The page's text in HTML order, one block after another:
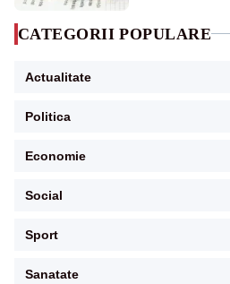
CATEGORII POPULARE
Actualitate
Politica
Economie
Social
Sport
Sanatate